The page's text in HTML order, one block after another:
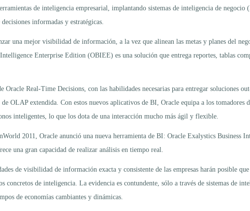
de inteligencia empresarial, implantando sistemas de inteligencia de
informadas y estratégicas.
una mejor visibilidad de información, a la vez que alinean las metas y planes del
Enterprise Edition (OBIEE) es una solución que entrega reportes, tablas
Oracle Real-Time Decisions, con las habilidades necesarias para entregar soluciones
OLAP extendida. Con estos nuevos aplicativos de BI, Oracle equipa a los tomadores
inteligentes, lo que los dota de una interacción mucho más ágil y flexible.
2011, Oracle anunció una nueva herramienta de BI: Oracle Exalystics Business
una gran capacidad de realizar análisis en tiempo real.
de visibilidad de información exacta y consistente de las empresas harán posible
concretos de inteligencia. La evidencia es contundente, sólo a través de sistemas de
de economías cambiantes y dinámicas.